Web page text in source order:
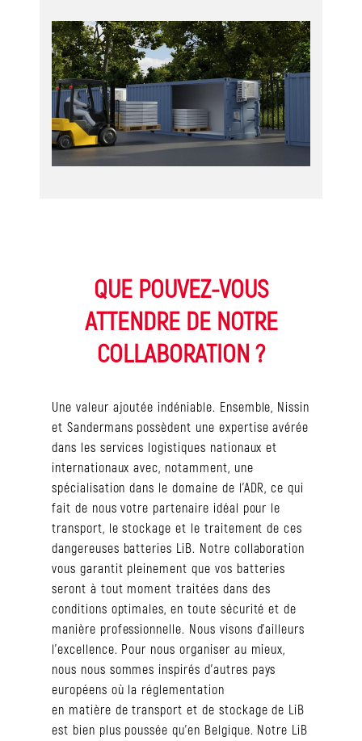
QUE POUVEZ-VOUS
ATTENDRE DE NOTRE
COLLABORATION ?
Une valeur ajoutée indéniable. Ensemble, Nissin
et Sandermans possèdent une expertise avérée
dans les services logistiques nationaux et
internationaux avec, notamment, une
spécialisation dans le domaine de l’ADR, ce qui
fait de nous votre partenaire idéal pour le
transport, le stockage et le traitement de ces
dangereuses batteries LiB. Notre collaboration
vous garantit pleinement que vos batteries
seront à tout moment traitées dans des
conditions optimales, en toute sécurité et de
manière professionnelle. Nous visons d’ailleurs
l’excellence. Pour nous organiser au mieux,
nous nous sommes inspirés d’autres pays
européens où la réglementation
en matière de transport et de stockage de LiB
est bien plus poussée qu’en Belgique. Notre LiB